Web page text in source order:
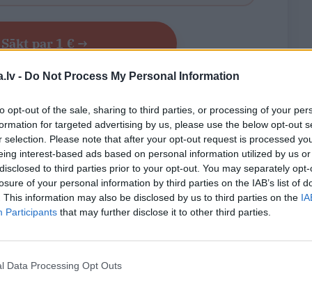
- Do Not Process My Personal Information
opt-out of the sale, sharing to third parties, or processing of your
for targeted advertising by us, please use the below opt-out
selection. Please note that after your opt-out request is processed
interest-based ads based on personal information utilized by us
to third parties prior to your opt-out. You may separately
of your personal information by third parties on the IAB’s list of
This information may also be disclosed by us to third parties on the
Participants that may further disclose it to other third parties.
Data Processing Opt Outs
Sākt par 1 € →
– iespēja pārtraukt jebkurā laikā!
abonents?Ienākt portālā
WHATSAPP
TAVAS MĀJAS